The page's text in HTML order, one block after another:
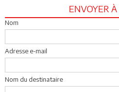
ENVOYER
Nom
Adresse e-mail
Nom du destinataire